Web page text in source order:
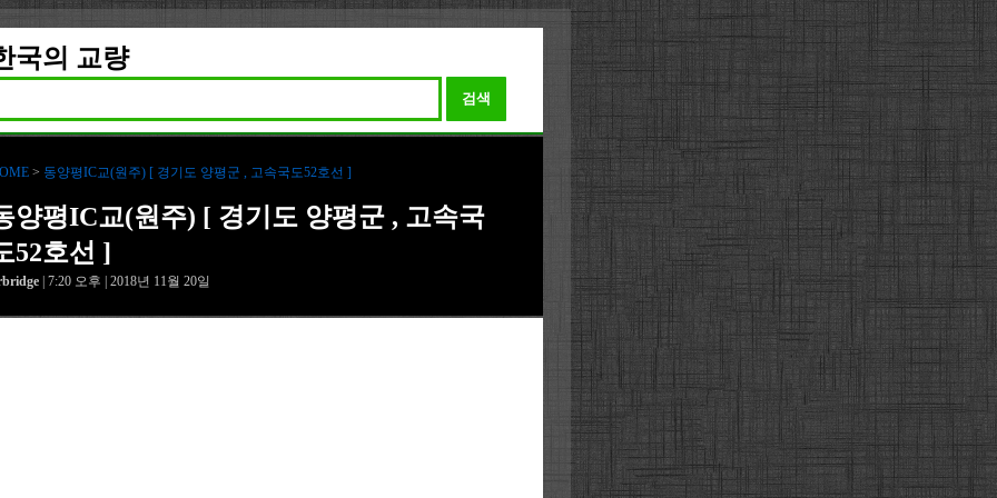
국의 교량
검색
> 동양평IC교(원주) [ 경기도 양평군 , 고속국도52호선 ]
양평IC교(원주) [ 경기도 양평군 , 고속국
52호선 ]
| 7:20 오후 | 2018년 11월 20일